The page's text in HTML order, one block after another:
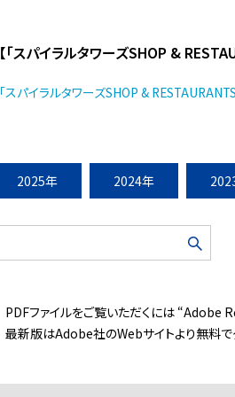
【「スパイラルタワーズSHOP &
「スパイラルタワーズSHOP &
2025年 2024年
PDFファイルをご覧いただくには “Adobe
最新版はAdobe社のWebサイトより無料で